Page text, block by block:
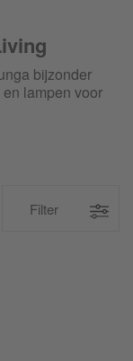
bijzonder
lampen voor
Filter